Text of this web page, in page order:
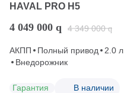
HAVAL PRO H5
4 049 000 q 4 349 000 q
АКПП Полный привод 2.0 л.
Внедорожник
Гарантия В наличии